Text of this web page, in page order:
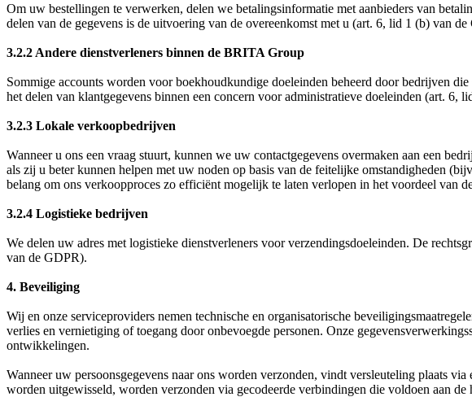
Om uw bestellingen te verwerken, delen we betalingsinformatie met aanbieders van
delen van de gegevens is de uitvoering van de overeenkomst met u (art. 6, lid 1 (b) van
3.2.2 Andere dienstverleners binnen de BRITA Group
Sommige accounts worden voor boekhoudkundige doeleinden beheerd door bedrijven
het delen van klantgegevens binnen een concern voor administratieve doeleinden (art. 6,
3.2.3 Lokale verkoopbedrijven
Wanneer u ons een vraag stuurt, kunnen we uw contactgegevens overmaken aan een
als zij u beter kunnen helpen met uw noden op basis van de feitelijke omstandigheden
belang om ons verkoopproces zo efficiënt mogelijk te laten verlopen in het voordeel van
3.2.4 Logistieke bedrijven
We delen uw adres met logistieke dienstverleners voor verzendingsdoeleinden. De
van de GDPR).
4. Beveiliging
Wij en onze serviceproviders nemen technische en organisatorische
verlies en vernietiging of toegang door onbevoegde personen. Onze
ontwikkelingen.
Wanneer uw persoonsgegevens naar ons worden verzonden, vindt versleuteling plaats
worden uitgewisseld, worden verzonden via gecodeerde verbindingen die voldoen aan de